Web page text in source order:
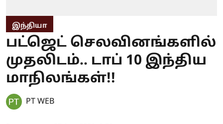
இந்தியா
பட்ஜெட் செலவினங்களில்
முதலிடம்.. டாப் 10 இந்திய
மாநிலங்கள்!!
PT WEB